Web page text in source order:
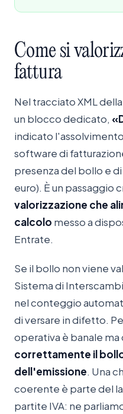
Come si
fattura
Nel tracciato XML
un blocco dedicato,
indicato
software di
presenza del bollo e
euro). È un passaggio
valorizzazione che
calcolo messo a
Entrate.
Se il bollo non viene
Sistema di
nel conteggio
di versare in difetto.
operativa è banale ma
correttamente il
dell'emissione. Una
coerente è parte del
partite IVA: ne